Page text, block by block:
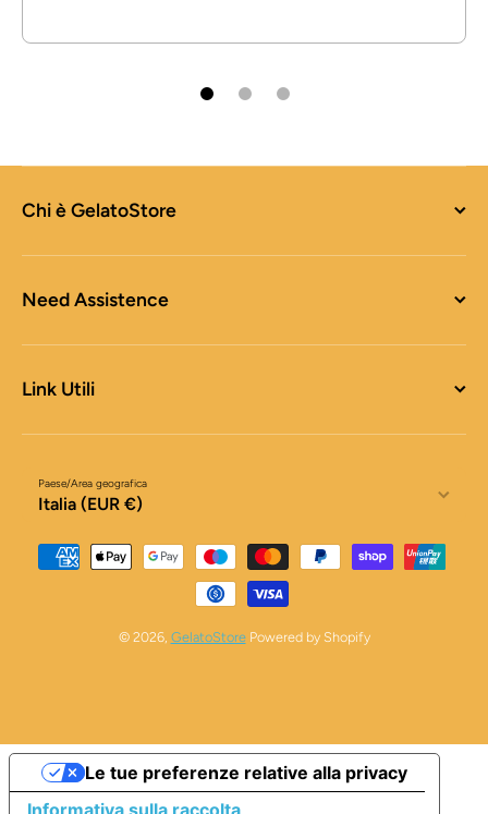
Chi è GelatoStore
Need Assistence
Link Utili
Paese/Area geografica
Italia (EUR €)
Metodi di pagamento
© 2026, GelatoStore Powered by Shopify
Informativa sulla raccolta
Le tue preferenze relative alla privacy